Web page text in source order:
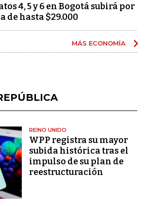
4, 5 y 6 en Bogotá subirá por
de hasta $29.000
MÁS ECONOMÍA
REINO UNIDO
WPP registra su mayor
subida histórica tras el
impulso de su plan de
reestructuración